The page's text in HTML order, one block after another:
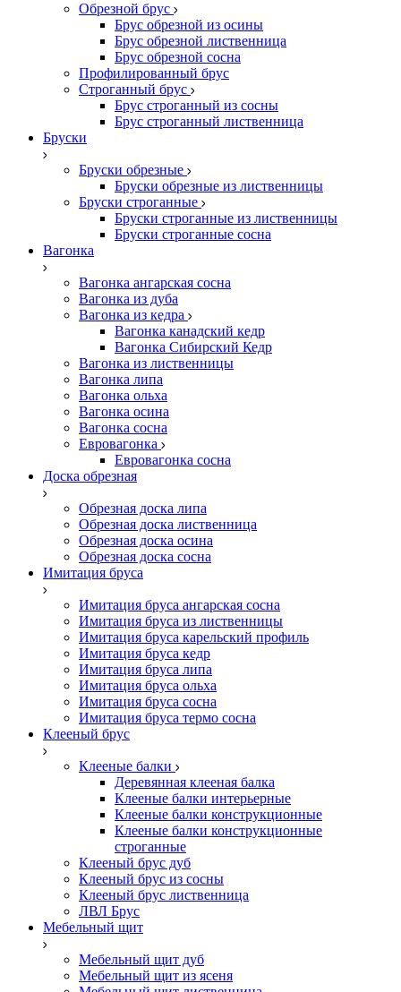
Обрезной брус
Брус обрезной из осины
Брус обрезной лиственница
Брус обрезной сосна
Профилированный брус
Строганный брус
Брус строганный из сосны
Брус строганный лиственница
Бруски
Бруски обрезные
Бруски обрезные из лиственницы
Бруски строганные
Бруски строганные из лиственницы
Бруски строганные сосна
Вагонка
Вагонка ангарская сосна
Вагонка из дуба
Вагонка из кедра
Вагонка канадский кедр
Вагонка Сибирский Кедр
Вагонка из лиственницы
Вагонка липа
Вагонка ольха
Вагонка осина
Вагонка сосна
Евровагонка
Евровагонка сосна
Доска обрезная
Обрезная доска липа
Обрезная доска лиственница
Обрезная доска осина
Обрезная доска сосна
Имитация бруса
Имитация бруса ангарская сосна
Имитация бруса из лиственницы
Имитация бруса карельский профиль
Имитация бруса кедр
Имитация бруса липа
Имитация бруса ольха
Имитация бруса сосна
Имитация бруса термо сосна
Клееный брус
Клееные балки
Деревянная клееная балка
Клееные балки интерьерные
Клееные балки конструкционные
Клееные балки конструкционные
строганные
Клееный брус дуб
Клееный брус из сосны
Клееный брус лиственница
ЛВЛ Брус
Мебельный щит
Мебельный щит дуб
Мебельный щит из ясеня